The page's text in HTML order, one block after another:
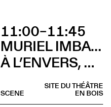
11:00–11:45
MURIEL IMBACH, COMPAGNIE LA BOCCA DELLA LUNA
À L’ENVERS, À L’ENDROIT
SITE DU THÉÂTRE
EN BOIS
SCENE